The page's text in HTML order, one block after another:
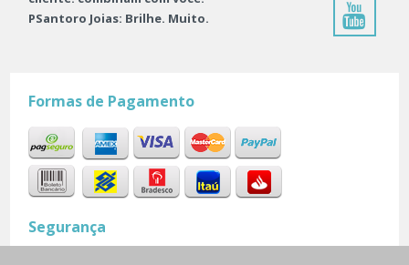
PSantoro Joias: Brilhe. Muito.
Formas de Pagamento
Segurança